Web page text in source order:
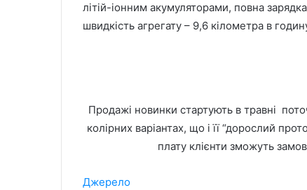
літій-іонним акумуляторами, повна
швидкість агрегату – 9,6 кілометра в
Продажі новинки стартують в травні
колірних варіантах, що і її “дорослий
плату клієнти зможуть
Джерело